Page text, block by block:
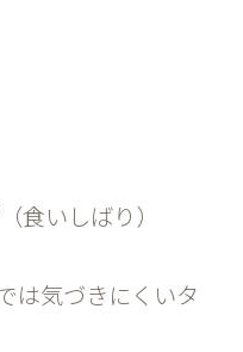
食いしばり）
は気づきにくいタ